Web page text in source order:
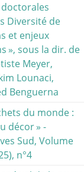
Diversité de
et enjeux
», sous la dir. de
Meyer,
Lounaci,
Benguerna
du monde :
décor» -
Sud, Volume
n°4